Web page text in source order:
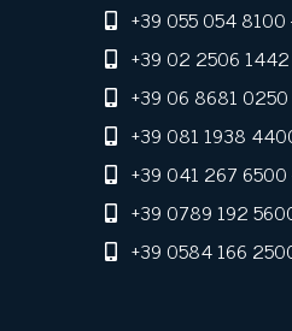
+39 055 054 8100
+39 02 2506 1442
+39 06 8681 0250
+39 081 1938
+39 041 267 6500
+39 0789 192
+39 0584 166